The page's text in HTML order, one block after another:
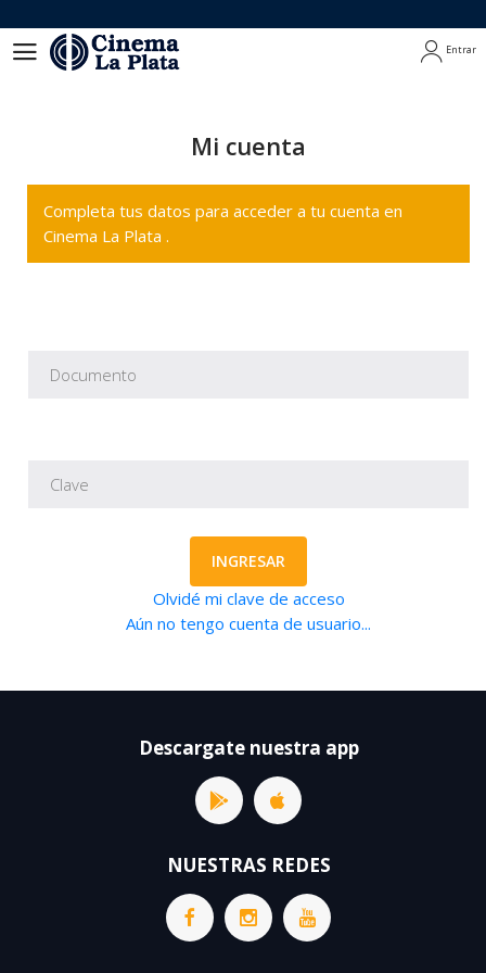
Entrar
Mi cuenta
Completa tus datos para acceder a tu cuenta en
Cinema La Plata .
INGRESAR
Olvidé mi clave de acceso
Aún no tengo cuenta de usuario...
Descargate nuestra app
NUESTRAS REDES